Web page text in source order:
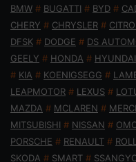
BMW # BUGATTI # BYD #
CHERY # CHRYSLER #
DFSK # DODGE # DS
GEELY # HONDA # HYUNDAI
# KIA # KOENIGSEGG #
LEAPMOTOR # LEXUS #
MAZDA # MCLAREN #
MITSUBISHI # NISSAN #
PORSCHE # RENAULT #
SKODA # SMART #